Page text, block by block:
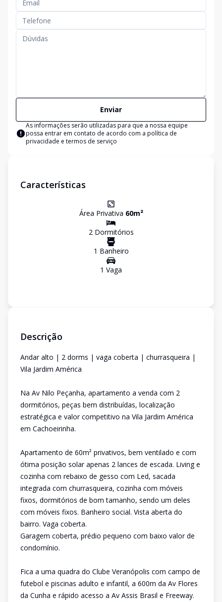
Enviar
As informações serão utilizadas para que a nossa equipe
possa entrar em contato de acordo com a política de
privacidade e termos de serviço
Características
Área Privativa 60m²
2Dormitórios
1 Banheiro
1 Vaga
Descrição
Andar alto | 2 dorms | vaga coberta | churrasqueira |
Vila Jardim América
Na Av Nilo Peçanha, apartamento a venda com 2
dormitórios, peças bem distribuídas, localização
estratégica e valor competitivo na Vila Jardim América
em Cachoeirinha.
Apartamento de 60m² privativos, bem ventilado e com
ótima posição solar apenas 2 lances de escada. Living e
cozinha com rebaixo de gesso com Led, sacada
integrada com churrasqueira, cozinha com móveis
fixos, dormitórios de bom tamanho, sendo um deles
com móveis fixos. Banheiro social. Vista aberta do
bairro. Vaga coberta.
Garagem coberta, prédio pequeno com baixo valor de
condomínio.
Fica a uma quadra do Clube Veranópolis com campo de
futebol e piscinas adulto e infantil, a 600m da Av Flores
da Cunha e rápido acesso a Av Assis Brasil e Freeway.